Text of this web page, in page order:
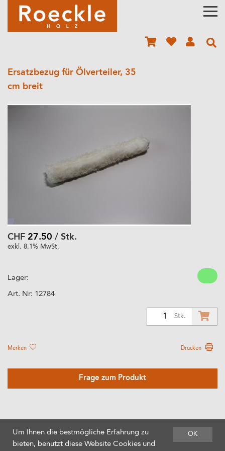
Ersatzbezug für Ölverteiler, 35
cm breit
CHF 27.50 / Stk.
exkl. 8.1% MwSt.
Lager:
Art. Nr: 12784
Stk.
Merken Drucken
Frage zum Produkt
OK
Um Ihnen die bestmögliche Erfahrung zu
bieten, benutzt diese Website Cookies und